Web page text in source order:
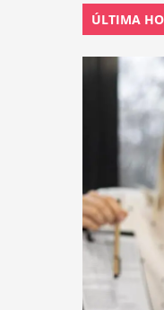
ÚLTIMA